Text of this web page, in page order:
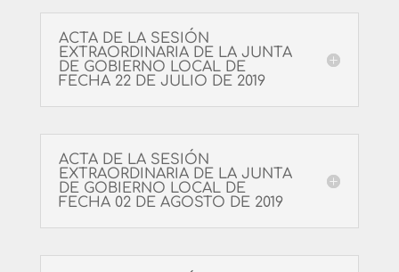
ACTA DE LA SESIÓN
EXTRAORDINARIA DE LA JUNTA
DE GOBIERNO LOCAL DE
FECHA 22 DE JULIO DE 2019
ACTA DE LA SESIÓN
EXTRAORDINARIA DE LA JUNTA
DE GOBIERNO LOCAL DE
FECHA 02 DE AGOSTO DE 2019